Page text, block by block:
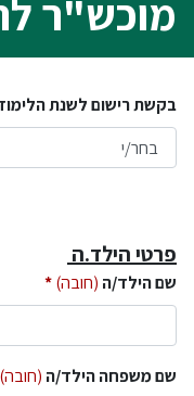
מוכש"ר
בקשת רישום לשנת
פרטי הילד.ה
שם הילד/ה (חובה)
שם משפחה הילד/ה (חובה)